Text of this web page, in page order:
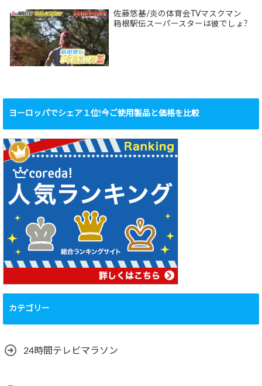
佐藤悠基/炎の体育会TVマスクマン
箱根駅伝スーパースターは彼でしょ?
ヨーロッパでシェア１位!今ご使用製品と価格を比較
カテゴリー
24時間テレビマラソン